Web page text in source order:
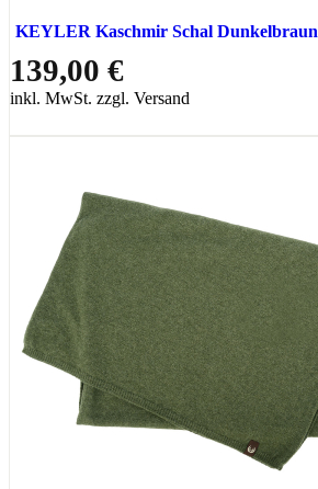
KEYLER Kaschmir Schal Dunkelbraun
139,00 €
inkl. MwSt. zzgl. Versand